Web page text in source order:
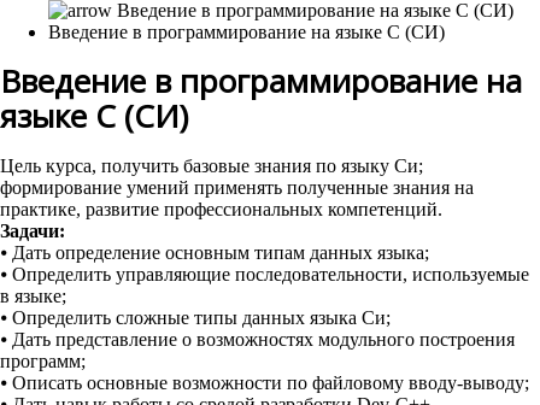
Введение в программирование на языке С (СИ)
Введение в программирование на
языке С (СИ)
Цель курса, получить базовые знания по языку Си;
формирование умений применять полученные знания на
практике, развитие профессиональных компетенций.
Задачи:
⦁ Дать определение основным типам данных языка;
⦁ Определить управляющие последовательности, используемые
в языке;
⦁ Определить сложные типы данных языка Си;
⦁ Дать представление о возможностях модульного построения
программ;
⦁ Описать основные возможности по файловому вводу-выводу;